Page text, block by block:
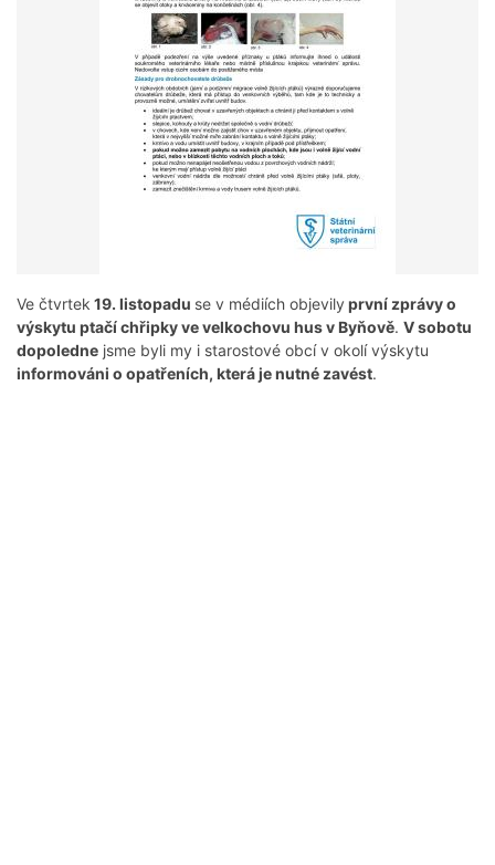
Ve čtvrtek 19. listopadu se v médiích objevily první zprávy o
výskytu ptačí chřipky ve velkochovu hus v Byňově. V sobotu
dopoledne jsme byli my i starostové obcí v okolí výskytu
informováni o opatřeních, která je nutné zavést.